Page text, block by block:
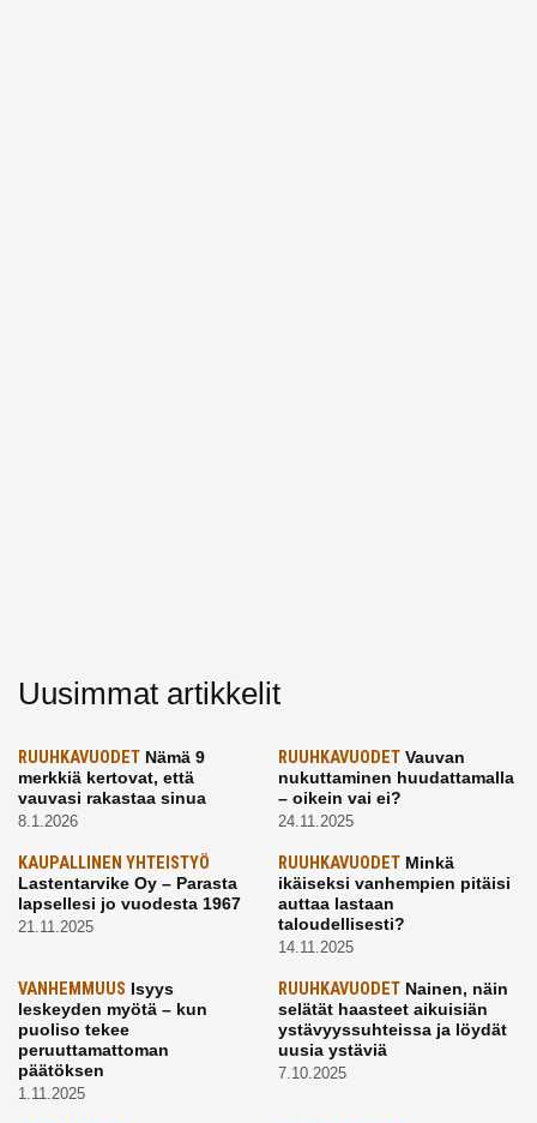
Uusimmat artikkelit
RUUHKAVUODET Nämä 9
merkkiä kertovat, että
vauvasi rakastaa sinua
8.1.2026
RUUHKAVUODETVauvan
nukuttaminen huudattamalla
– oikein vai ei?
24.11.2025
KAUPALLINEN YHTEISTYÖ
Lastentarvike Oy – Parasta
lapsellesi jo vuodesta 1967
21.11.2025
RUUHKAVUODETMinkä
ikäiseksi vanhempien pitäisi
auttaa lastaan
taloudellisesti?
14.11.2025
VANHEMMUUS Isyys
leskeyden myötä – kun
puoliso tekee
peruuttamattoman
päätöksen
1.11.2025
RUUHKAVUODETNainen, näin
selätät haasteet aikuisiän
ystävyyssuhteissa ja löydät
uusia ystäviä
7.10.2025